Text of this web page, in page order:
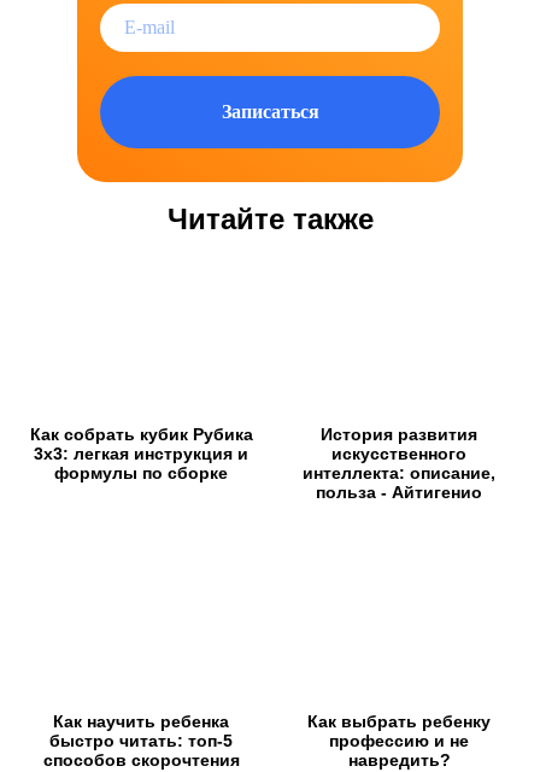
Записаться
Читайте также
Как собрать кубик Рубика
3х3: легкая инструкция и
формулы по сборке
История развития
искусственного
интеллекта: описание,
польза - Айтигенио
Как научить ребенка
быстро читать: топ-5
способов скорочтения
Как выбрать ребенку
профессию и не
навредить?